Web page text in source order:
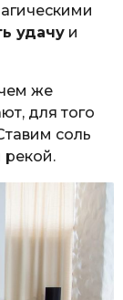
удачу и
же
для того
соль
рекой.